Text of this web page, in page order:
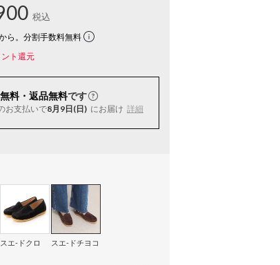
税込
ら。分割手数料無料
ト還元
料・返品無料です
お支払いで8月9日(日) にお届け 詳細
スエ-ドクロ スエ-ドチヨコ